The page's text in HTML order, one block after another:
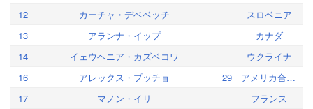
12 カーチャ・デベベッチ
スロベニア
13
アランナ・イップ
カナダ
14
イェウヘニア・カズベコワ
ウクライナ
16
アレックス・プッチョ 29
アメリカ合衆国
17
マノン・イリ
フランス